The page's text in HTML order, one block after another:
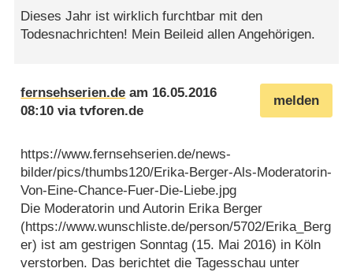
Dieses Jahr ist wirklich furchtbar mit den
Todesnachrichten! Mein Beileid allen Angehörigen.
melden
fernsehserien.de am 16.05.2016
08:10 viatvforen.de
https://www.fernsehserien.de/news-
bilder/pics/thumbs120/Erika-Berger-Als-Moderatorin-
Von-Eine-Chance-Fuer-Die-Liebe.jpg
Die Moderatorin und Autorin Erika Berger
(https://www.wunschliste.de/person/5702/Erika_Berg
er) ist am gestrigen Sonntag (15. Mai 2016) in Köln
verstorben. Das berichtet die Tagesschau unter